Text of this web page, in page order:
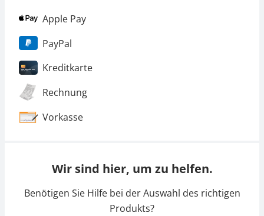
Apple Pay
PayPal
Kreditkarte
Rechnung
Vorkasse
Wir sind hier, um zu helfen.
Benötigen Sie Hilfe bei der Auswahl des richtigen
Produkts?